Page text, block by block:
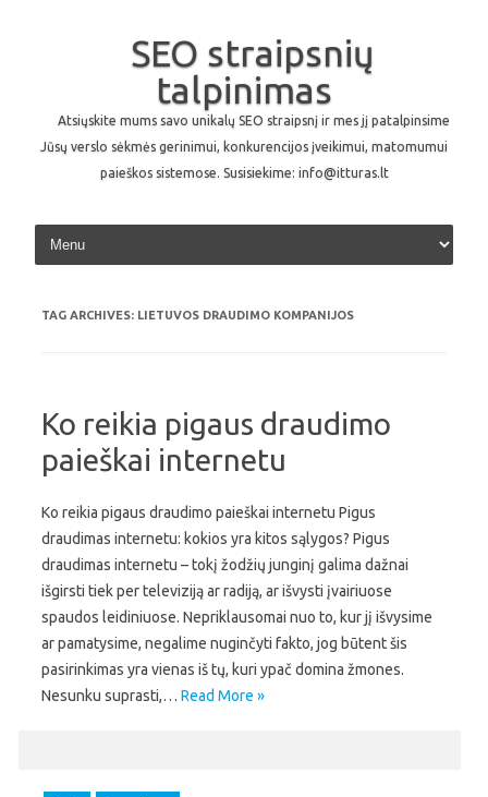
SEO straipsnių
talpinimas
Atsiųskite mums savo unikalų SEO straipsnį ir mes jį patalpinsime
Jūsų verslo sėkmės gerinimui, konkurencijos įveikimui, matomumui
paieškos sistemose. Susisiekime: info@itturas.lt
Skip to content
TAG ARCHIVES: LIETUVOS DRAUDIMO KOMPANIJOS
Ko reikia pigaus draudimo
paieškai internetu
Ko reikia pigaus draudimo paieškai internetu Pigus
draudimas internetu: kokios yra kitos sąlygos? Pigus
draudimas internetu – tokį žodžių junginį galima dažnai
išgirsti tiek per televiziją ar radiją, ar išvysti įvairiuose
spaudos leidiniuose. Nepriklausomai nuo to, kur jį išvysime
ar pamatysime, negalime nuginčyti fakto, jog būtent šis
pasirinkimas yra vienas iš tų, kuri ypač domina žmones.
Nesunku suprasti,… Read More »